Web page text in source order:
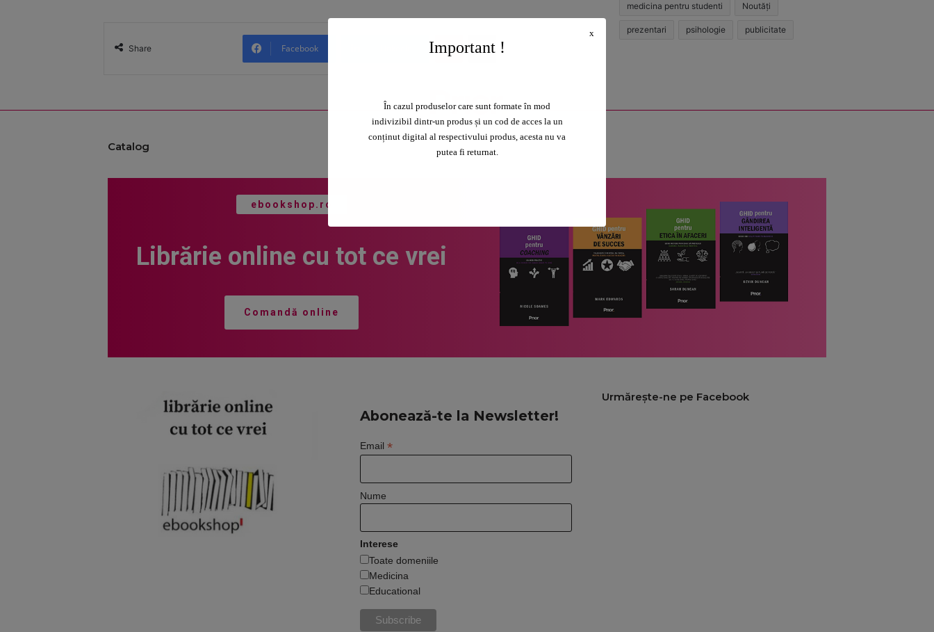
Share Facebook
medicina pentru studenti Noutăți
prezentari psihologie publicitate
Catalog
ebookshop.ro
Librărie online cu tot ce vrei
Comandă online
Abonează-te la Newsletter!
Email *
Nume
Interese
Toate domeniile
Medicina
Educational
Urmărește-ne pe Facebook
Important !
În cazul produselor care sunt formate în mod
indivizibil dintr-un produs și un cod de acces la un
conținut digital al respectivului produs, acesta nu va
putea fi returnat.
x